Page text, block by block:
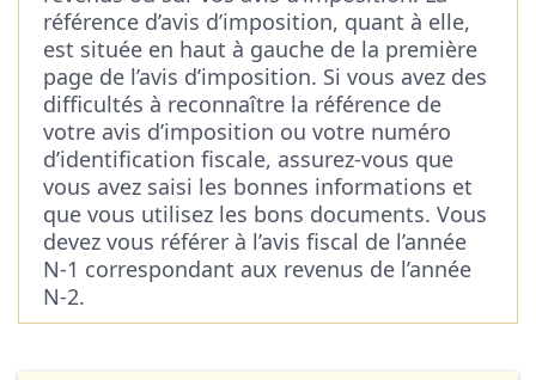
référence d’avis d’imposition, quant à elle,
est située en haut à gauche de la première
page de l’avis d’imposition. Si vous avez des
difficultés à reconnaître la référence de
votre avis d’imposition ou votre numéro
d’identification fiscale, assurez-vous que
vous avez saisi les bonnes informations et
que vous utilisez les bons documents. Vous
devez vous référer à l’avis fiscal de l’année
N-1 correspondant aux revenus de l’année
N-2.